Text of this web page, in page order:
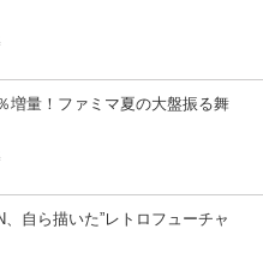
増量！ファミマ夏の大盤振る舞
自ら描いた”レトロフューチャ